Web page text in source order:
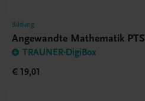
Bildung
Angewandte Mathematik PTS
TRAUNER-DigiBox
€ 19,01